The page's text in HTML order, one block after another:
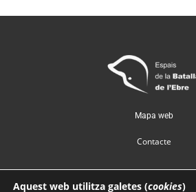
Mapa web
Contacte
Aquest web utilitza galetes (cookies)